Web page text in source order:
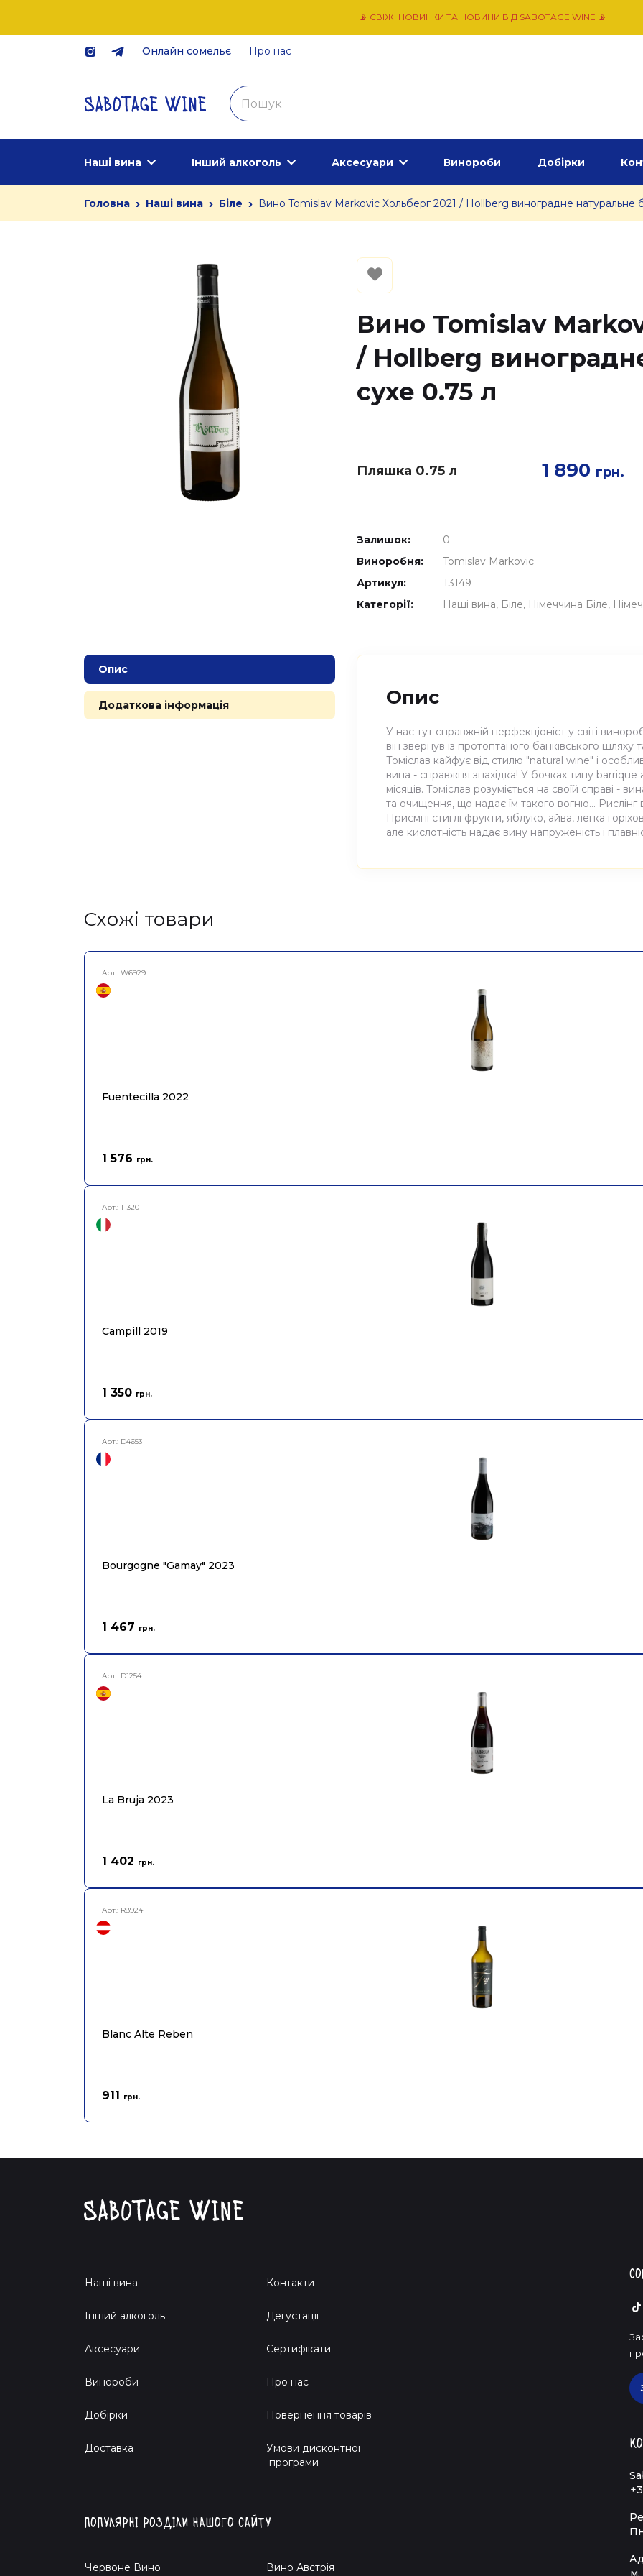
📡 СВІЖІ НОВИНКИ ТА НОВИНИ ВІД SABOTAGE WINE 📡
Онлайн сомельє Про нас
Наші вина Інший алкоголь Аксесуари Винороби Добірки
Головна › Наші вина › Біле › Вино Tomislav Markovic Хольберг 2021 / Hollberg виноградне натуральне
Вино Tomislav
/ Hollberg
сухе 0.75 л
Пляшка 0.75 л 1 890 грн.
Залишок:
0
Виноробня:
Tomislav Markovic
Артикул:
T3149
Категорії:
Наші вина Біле Німеччина Біле
Опис
Додаткова інформація Опис
У нас тут справжній перфекціоніст у світі
він звернув із протоптаного банківського шляху
Томіслав кайфує від стилю "natural wine" і
вина - справжня знахідка! У бочках типу
місяців. Томіслав розуміється на своїй справі -
та очищення, що надає їм такого вогню... Рислінг
Приємні стиглі фрукти, яблуко, айва, легка
але кислотність надає вину напруженість і
Cхожі товари
Арт.: W6929
Fuentecilla 2022
1 576 грн.
Арт.:T1320
Campill 2019
1 350 грн.
Арт.: D4653
Bourgogne "Gamay" 2023
1 467 грн.
Арт.: D1254
La Bruja 2023
1 402 грн.
Арт.: R8924
Blanc Alte Reben
911 грн.
Наші вина
Інший алкоголь
Аксесуари
Винороби
Добірки
Доставка
Контакти
Дегустації
Сертифікати
Про нас
Повернення товарів
Умови дисконтної
програми
Популярні розділи нашого сайту
Червоне Вино Вино Австрія
м.